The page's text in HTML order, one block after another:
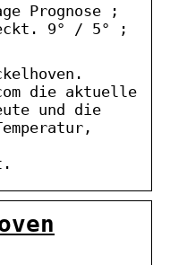
Prognose ;
9° / 5° ;
die aktuelle
und die